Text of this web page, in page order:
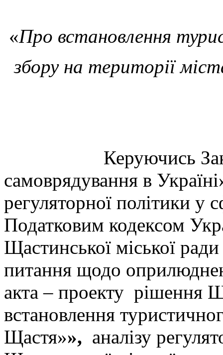
«Про встановлення
зборуна території
Керуючись
самоврядування в
регуляторної політики у
Податковим кодексом
Щастинської міської
питання щодо
акта – проекту рішення
встановлення
Щастя»», аналізу